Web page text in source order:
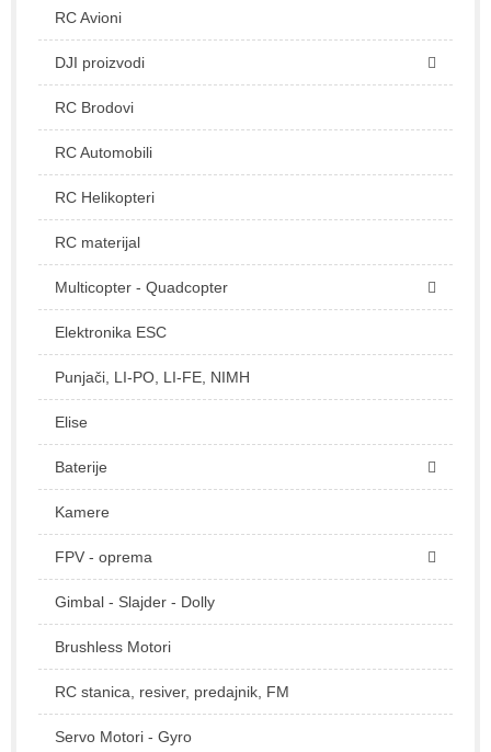
RC Avioni
DJI proizvodi
RC Brodovi
RC Automobili
RC Helikopteri
RC materijal
Multicopter - Quadcopter
Elektronika ESC
Punjači, LI-PO, LI-FE, NIMH
Elise
Baterije
Kamere
FPV - oprema
Gimbal - Slajder - Dolly
Brushless Motori
RC stanica, resiver, predajnik, FM
Servo Motori - Gyro